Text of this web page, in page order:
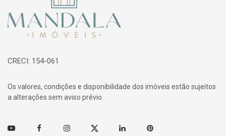
CRECI: 154-061
Os valores, condições e disponibilidade dos imóveis estão sujeitos
a alterações sem aviso prévio.
Youtube FacebookInstagramTwitter Linkedin Pinterest